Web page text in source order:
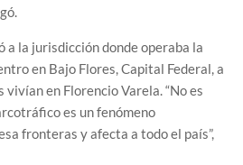
la jurisdicción donde operaba la
en Bajo Flores, Capital Federal, a
vivían en Florencio Varela. “No es
es un fenómeno
fronteras y afecta a todo el país”,